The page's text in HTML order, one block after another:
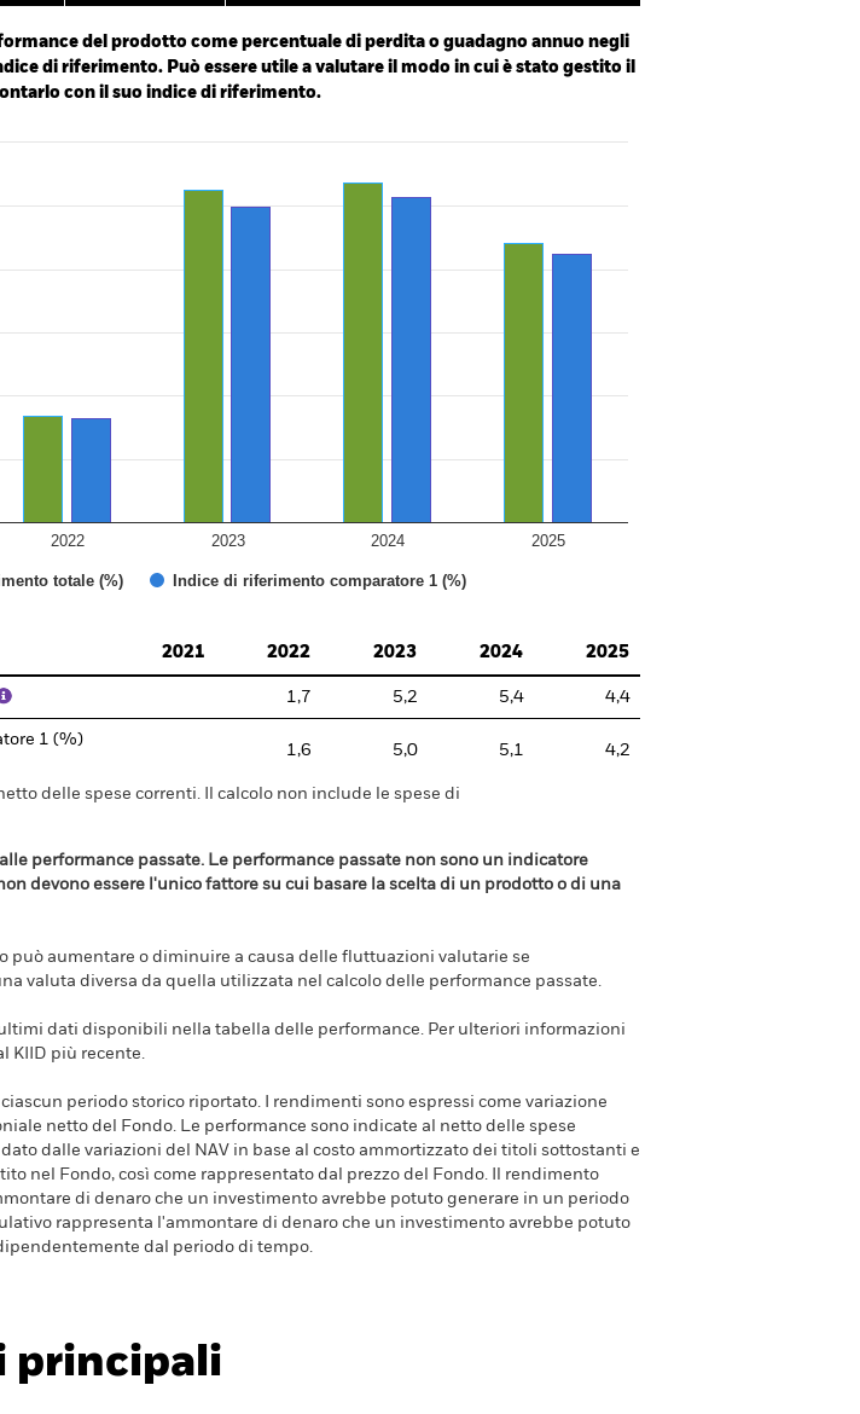
08-05 00:00:00.
del prodotto come percentuale di perdita o guadagno annuo negli
di riferimento. Può essere utile a valutare il modo in cui è stato gestito il
con il suo indice di riferimento.
Values. Range: 0 to 6.
totale (%) Indice di riferimento comparatore 1 (%)
2022 2023 2024 2025
2021
2022 2023 2024 2025
1,7 5,2 5,4 4,4
1 (%)
1,6 5,0 5,1 4,2
delle spese correnti. Il calcolo non include le spese di
performance passate. Le performance passate non sono un indicatore
devono essere l'unico fattore su cui basare la scelta di un prodotto o di una
può aumentare o diminuire a causa delle fluttuazioni valutarie se
valuta diversa da quella utilizzata nel calcolo delle performance passate.
ultimi dati disponibili nella tabella delle performance. Per ulteriori informazioni
KIID più recente.
periodo storico riportato. I rendimenti sono espressi come variazione
netto del Fondo. Le performance sono indicate al netto delle spese
dalle variazioni del NAV in base al costo ammortizzato dei titoli sottostanti e
nel Fondo, così come rappresentato dal prezzo del Fondo. Il rendimento
di denaro che un investimento avrebbe potuto generare in un periodo
rappresenta l'ammontare di denaro che un investimento avrebbe potuto
dal periodo di tempo.
principali